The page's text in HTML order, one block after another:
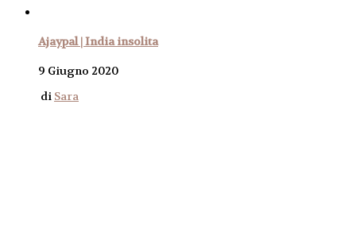
Ajaypal | India insolita
9 Giugno 2020
di Sara